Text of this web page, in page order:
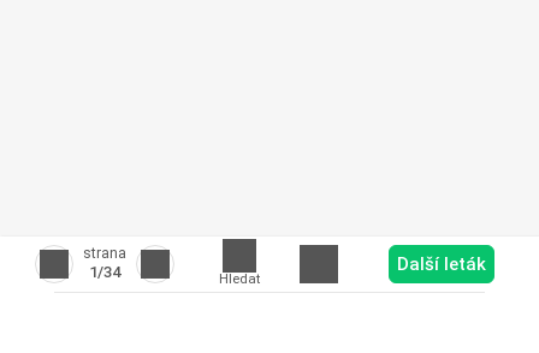
strana
1/34 Hledat
Další leták